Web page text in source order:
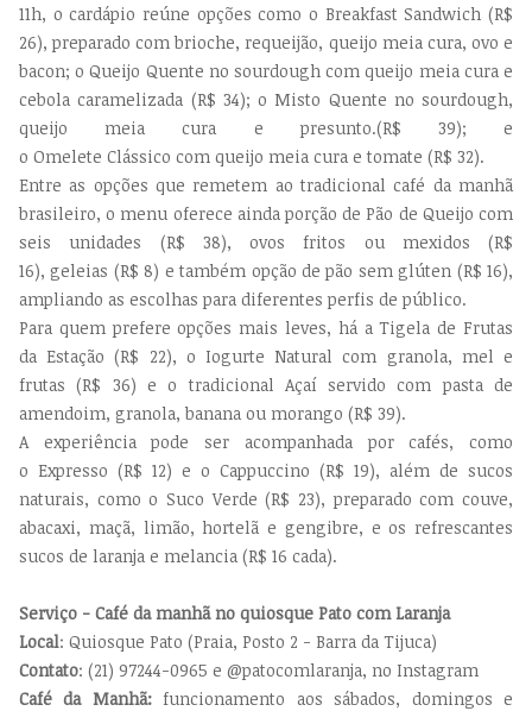
11h, o cardápio reúne opções como o Breakfast Sandwich (R$
26), preparado com brioche, requeijão, queijo meia cura, ovo e
bacon; o Queijo Quente no sourdough com queijo meia cura e
cebola caramelizada (R$ 34); o Misto Quente no sourdough,
queijo meia cura e presunto.(R$ 39); e
o Omelete Clássico com queijo meia cura e tomate (R$ 32).
Entre as opções que remetem ao tradicional café da manhã
brasileiro, o menu oferece ainda porção de Pão de Queijo com
seis unidades (R$ 38), ovos fritos ou mexidos (R$
16), geleias (R$ 8) e também opção de pão sem glúten (R$ 16),
ampliando as escolhas para diferentes perfis de público.
Para quem prefere opções mais leves, há a Tigela de Frutas
da Estação (R$ 22), o Iogurte Natural com granola, mel e
frutas (R$ 36) e o tradicional Açaí servido com pasta de
amendoim, granola, banana ou morango (R$ 39).
A experiência pode ser acompanhada por cafés, como
o Expresso (R$ 12) e o Cappuccino (R$ 19), além de sucos
naturais, como o Suco Verde (R$ 23), preparado com couve,
abacaxi, maçã, limão, hortelã e gengibre, e os refrescantes
sucos de laranja e melancia (R$ 16 cada).
Serviço - Café da manhã no quiosque Pato com Laranja
Local: Quiosque Pato (Praia, Posto 2 - Barra da Tijuca)
Contato: (21) 97244-0965 e @patocomlaranja, no Instagram
Café da Manhã:funcionamento aos sábados, domingos e